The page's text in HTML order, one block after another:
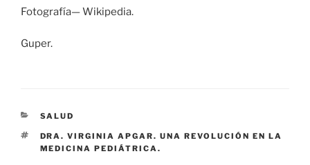
Fotografía— Wikipedia.
Guper.
CATEGORÍAS
SALUD
ETIQUETAS
DRA. VIRGINIA APGAR. UNA REVOLUCIÓN EN LA
MEDICINA PEDIÁTRICA.